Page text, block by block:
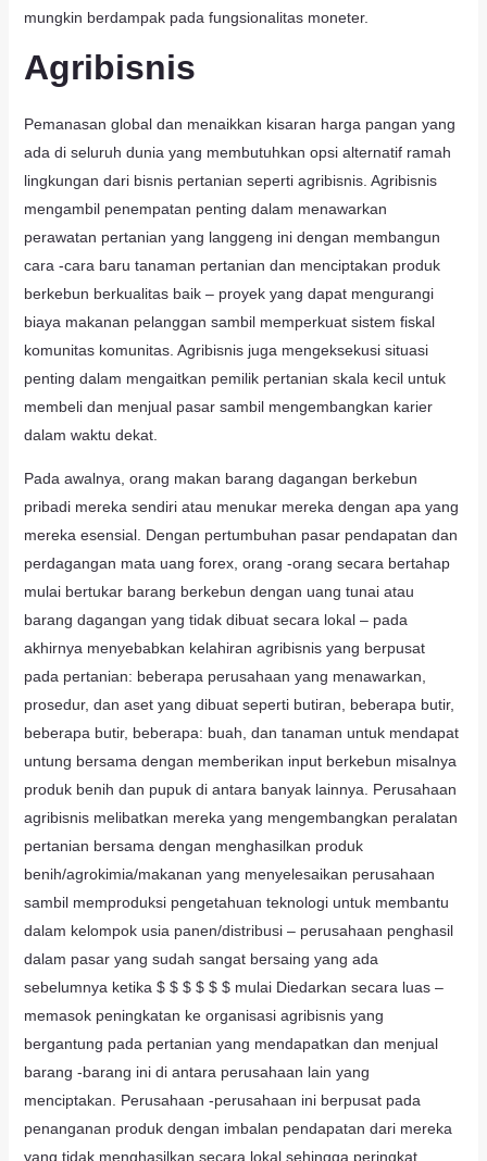
mungkin berdampak pada fungsionalitas moneter.
Agribisnis
Pemanasan global dan menaikkan kisaran harga pangan yang
ada di seluruh dunia yang membutuhkan opsi alternatif ramah
lingkungan dari bisnis pertanian seperti agribisnis. Agribisnis
mengambil penempatan penting dalam menawarkan
perawatan pertanian yang langgeng ini dengan membangun
cara -cara baru tanaman pertanian dan menciptakan produk
berkebun berkualitas baik – proyek yang dapat mengurangi
biaya makanan pelanggan sambil memperkuat sistem fiskal
komunitas komunitas. Agribisnis juga mengeksekusi situasi
penting dalam mengaitkan pemilik pertanian skala kecil untuk
membeli dan menjual pasar sambil mengembangkan karier
dalam waktu dekat.
Pada awalnya, orang makan barang dagangan berkebun
pribadi mereka sendiri atau menukar mereka dengan apa yang
mereka esensial. Dengan pertumbuhan pasar pendapatan dan
perdagangan mata uang forex, orang -orang secara bertahap
mulai bertukar barang berkebun dengan uang tunai atau
barang dagangan yang tidak dibuat secara lokal – pada
akhirnya menyebabkan kelahiran agribisnis yang berpusat
pada pertanian: beberapa perusahaan yang menawarkan,
prosedur, dan aset yang dibuat seperti butiran, beberapa butir,
beberapa butir, beberapa: buah, dan tanaman untuk mendapat
untung bersama dengan memberikan input berkebun misalnya
produk benih dan pupuk di antara banyak lainnya. Perusahaan
agribisnis melibatkan mereka yang mengembangkan peralatan
pertanian bersama dengan menghasilkan produk
benih/agrokimia/makanan yang menyelesaikan perusahaan
sambil memproduksi pengetahuan teknologi untuk membantu
dalam kelompok usia panen/distribusi – perusahaan penghasil
dalam pasar yang sudah sangat bersaing yang ada
sebelumnya ketika $ $ $ $ $ $ mulai Diedarkan secara luas –
memasok peningkatan ke organisasi agribisnis yang
bergantung pada pertanian yang mendapatkan dan menjual
barang -barang ini di antara perusahaan lain yang
menciptakan. Perusahaan -perusahaan ini berpusat pada
penanganan produk dengan imbalan pendapatan dari mereka
yang tidak menghasilkan secara lokal sehingga peringkat